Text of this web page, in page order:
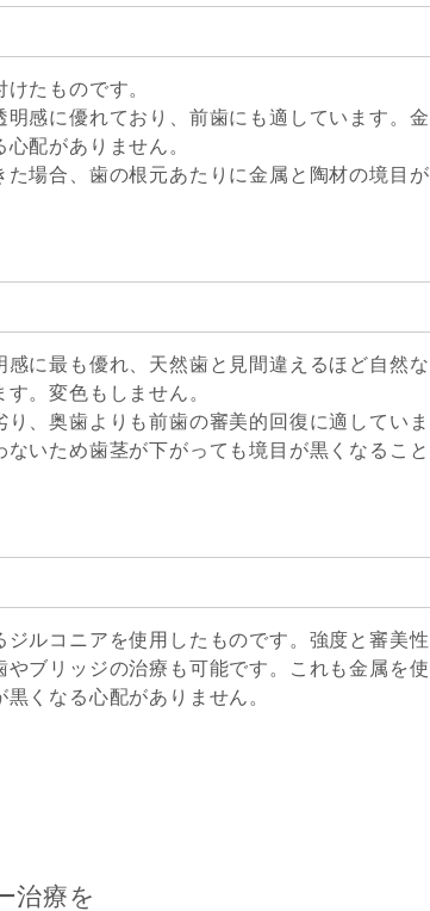
たものです。
感に優れており、前歯にも適しています。金
配がありません。
場合、歯の根元あたりに金属と陶材の境目が
に最も優れ、天然歯と見間違えるほど自然な
。変色もしません。
、奥歯よりも前歯の審美的回復に適していま
いため歯茎が下がっても境目が黒くなること
ルコニアを使用したものです。強度と審美性
ブリッジの治療も可能です。これも金属を使
くなる心配がありません。
治療を